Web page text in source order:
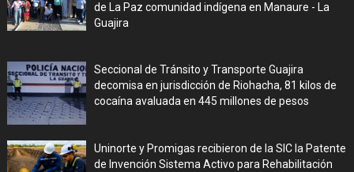
de La Paz comunidad indígena en Manaure - La
Guajira
Seccional de Tránsito y Transporte Guajira
decomisa en jurisdicción de Riohacha, 81 kilos de
cocaína avaluada en 445 millones de pesos
Uninorte y Promigas recibieron de la SIC la Patente
de Invención Sistema Activo para Rehabilitación